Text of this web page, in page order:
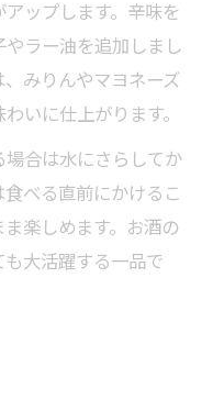
ップします。辛味を
ラー油を追加しまし
みりんやマヨネーズ
いに仕上がります。
合は水にさらしてか
べる直前にかけるこ
楽しめます。お酒の
大活躍する一品で